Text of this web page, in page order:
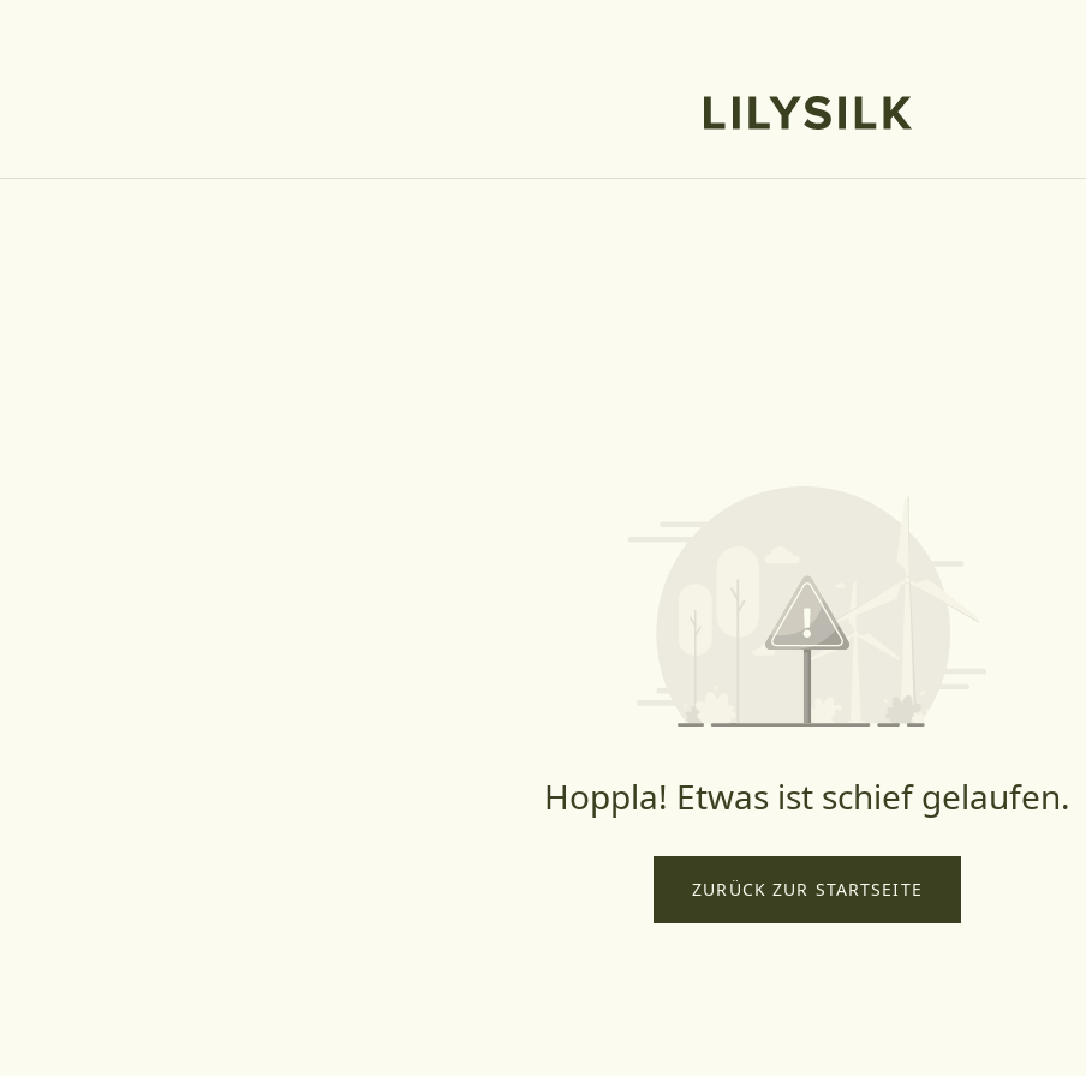
Hoppla! Etwas ist schief gelaufen.
ZURÜCK ZUR STARTSEITE